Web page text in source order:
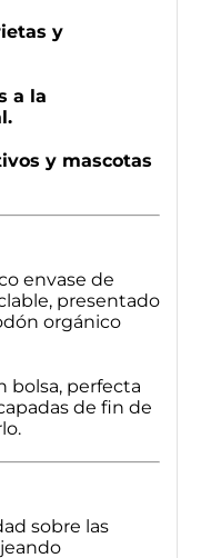
y
a la
y mascotas
envase de
presentado
orgánico
bolsa, perfecta
de fin de
sobre las